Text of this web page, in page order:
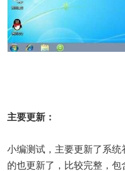
主要更新：
小编测试，主要更新了系
的也更新了，比较完整，包